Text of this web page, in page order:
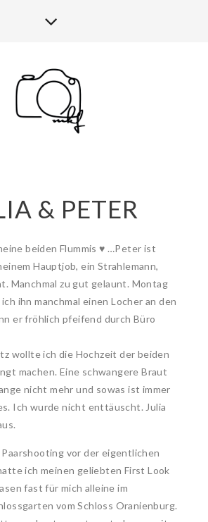
& PETER
beiden Flummis ♥ …Peter ist
Hauptjob, ein Strahlemann,
Manchmal zu gut gelaunt. Montag
ihn manchmal einen Locher an den
er fröhlich pfeifend durch Büro
wollte ich die Hochzeit der beiden
machen. Eine schwangere Braut
nicht mehr und sowas ist immer
Ich wurde nicht enttäuscht. Julia
vor der eigentlichen
ich meinen geliebten First Look
fast für mich alleine im
vom Schloss Oranienburg.